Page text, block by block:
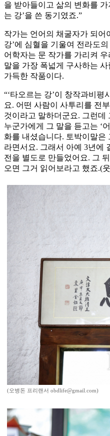
을 받아들이고 삶의 변화를
는 강’을 쓴 동기였죠.”
작가는 언어의 채굴자가 되어
강’에 심혈을 기울여 전라도
어학자는 문 작가를 가리켜
말을 가장 폭넓게 구사하는
가득한 작품이다.
“‘타오르는 강’이 창작과비평
요. 어떤 사람이 사투리를 전
것이라고 말하더군요. 그런데
누군가에게 그 말을 듣고는 ‘
화를 내셨습니다. 토박이말은
라면서요. 그래서 아예 3년에
전을 별도로 만들었어요. 그
오면 그거 읽어보라고 했죠.(
(오병돈 프리랜서 obdlife@gmail.com)